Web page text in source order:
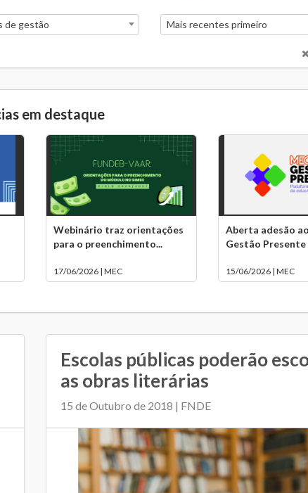
de gestão Mais recentes primeiro
em destaque
Webinário traz orientações
para o preenchimento...
17/06/2026 | MEC
Aberta adesão
Gestão Presente
15/06/2026 | MEC
Escolas públicas poderão
as obras literárias
15 de Outubro de 2018 | FNDE